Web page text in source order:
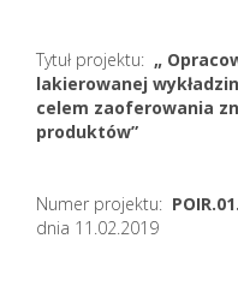
Tytuł projektu: „
lakierowanej
celem zaoferowania
produktów”
Numer projektu:
dnia 11.02.2019